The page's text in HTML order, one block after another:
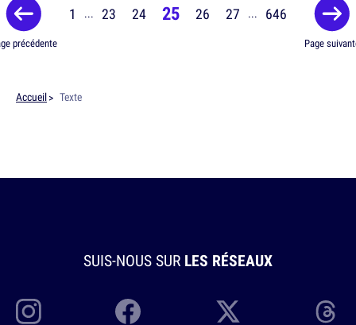
précédente
1 ... 23 24 25 26 27 ... 646
Page
Accueil Texte
SUIS-NOUS SUR LES RÉSEAUX